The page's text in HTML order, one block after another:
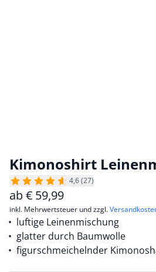
Kimonoshirt
4,6 (27)
ab€ 59,99
inkl. Mehrwertsteuer und zzgl.
luftige Leinenmischung
glatter durch Baumwolle
figurschmeichelnder